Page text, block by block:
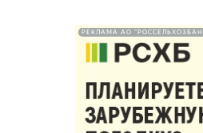
РЕКЛАМА АО